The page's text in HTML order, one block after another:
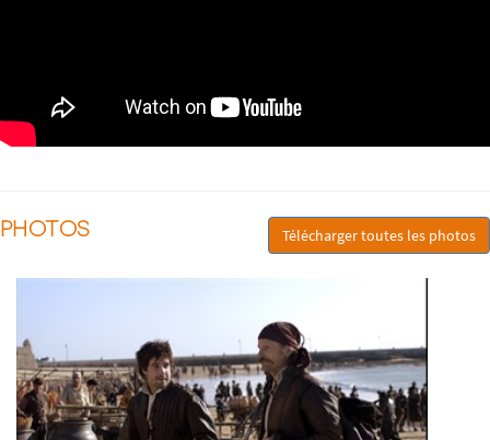
PHOTOS Télécharger toutes les photos